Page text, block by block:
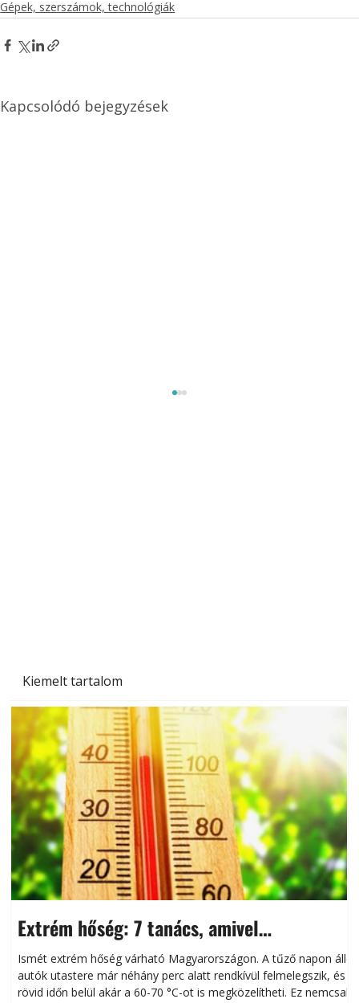
Kiemelt tartalom
Extrém hőség: 7 tanács, amivel
megóvhatjuk autónkat a nyári károktól
Ismét extrém hőség várható Magyarországon. A tűző napon álló
autók utastere már néhány perc alatt rendkívül felmelegszik, és
rövid időn belül akár a 60-70 °C-ot is megközelítheti. Ez nemcsak
Gépek, szerszámok, technológiák
Kapcsolódó bejegyzések